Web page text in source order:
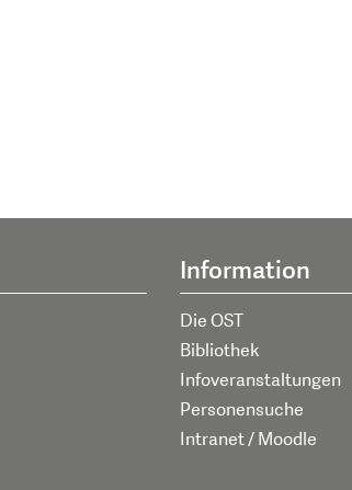
Information
Die OST
Bibliothek
Infoveranstaltungen
Personensuche
Intranet / Moodle